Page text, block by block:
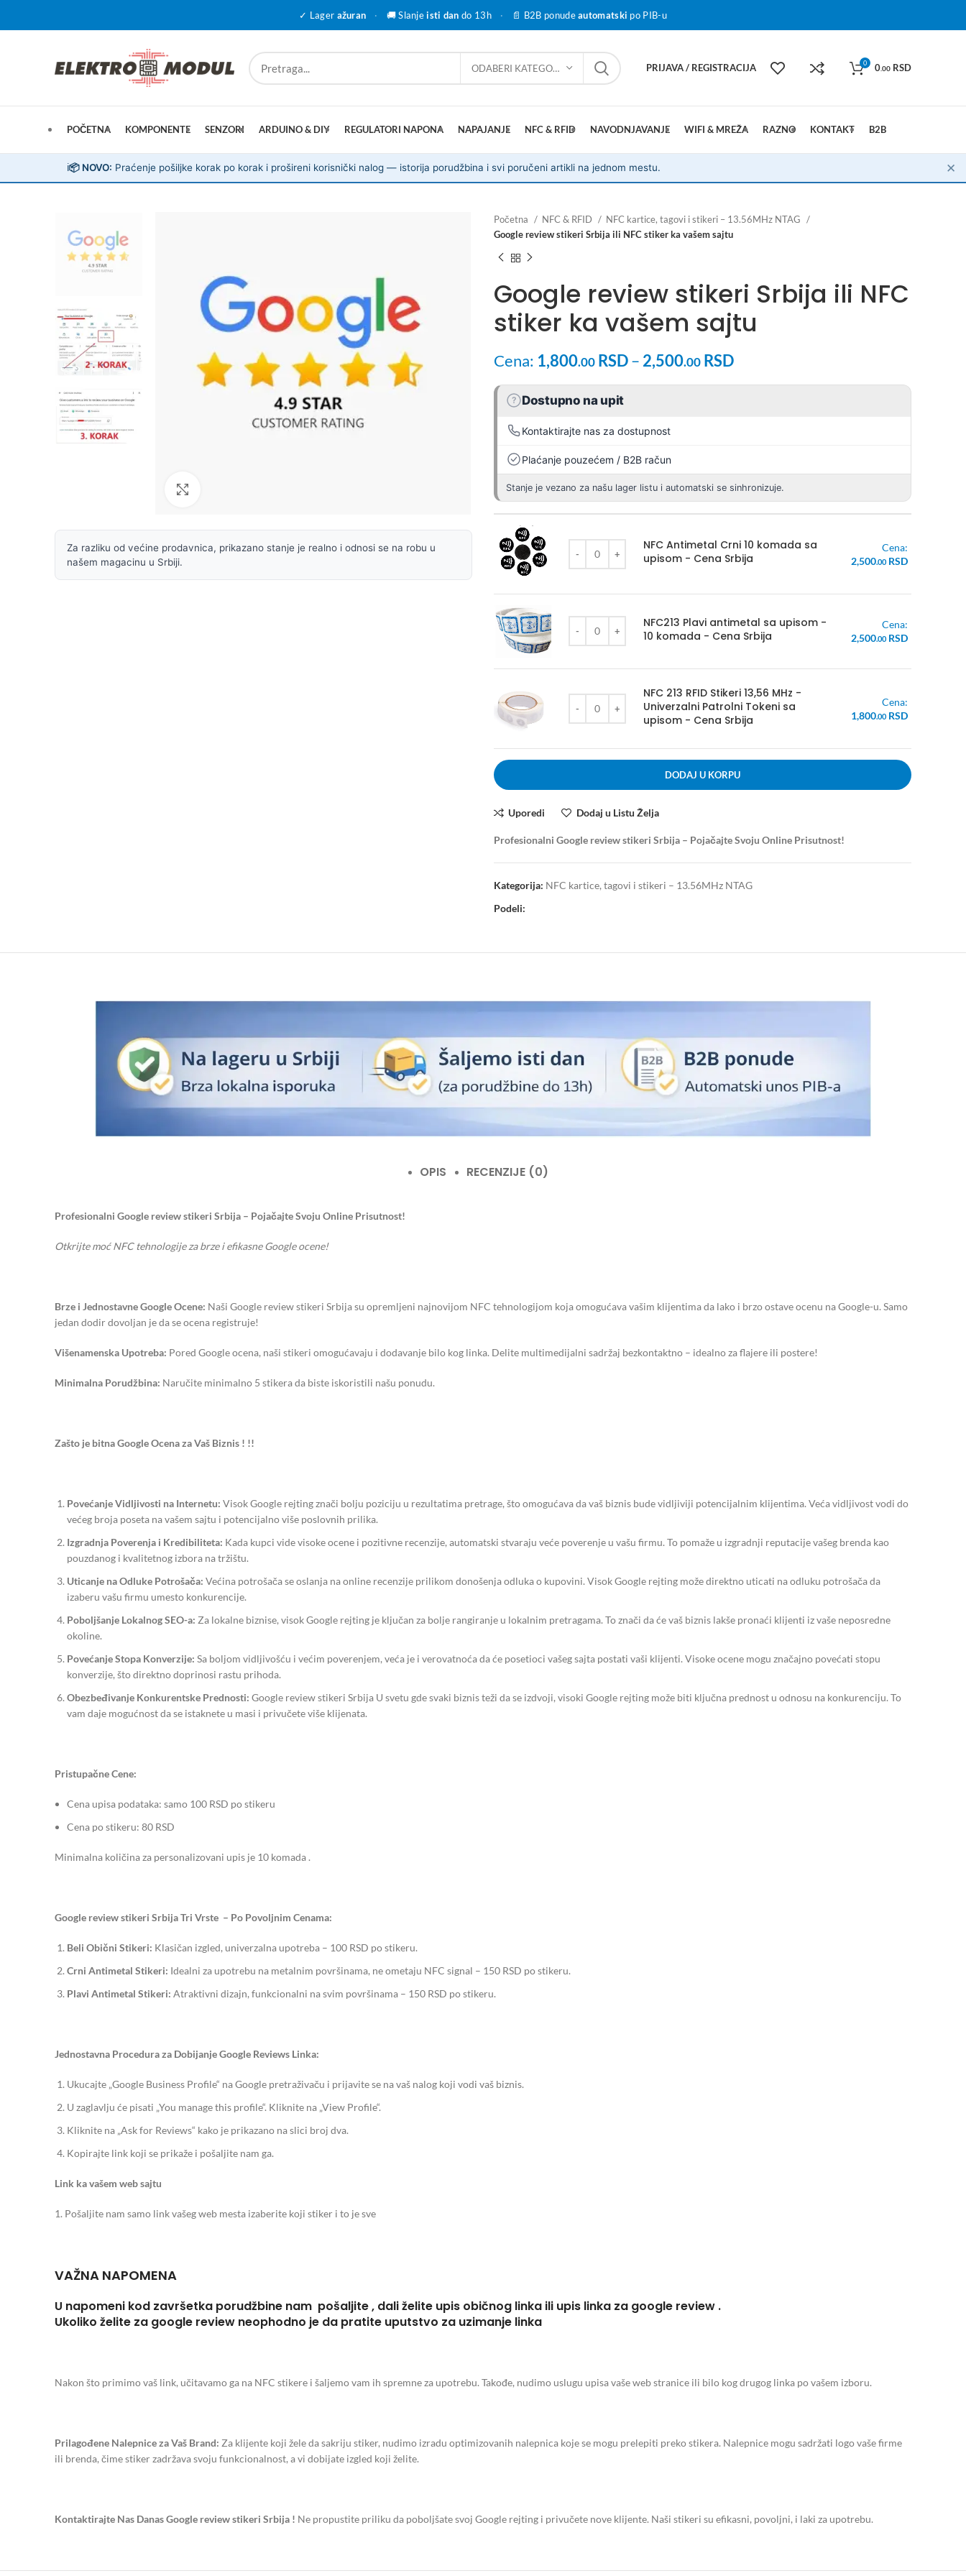
✓ Lager ažuran · 🚚 Slanjeisti dan do 13h · 📄 B2B ponudeautomatski po PIB-u
ODABERI KATEGORIJU PRIJAVA / REGISTRACIJA 0 0.00 RSD
POČETNA KOMPONENTE SENZORI ARDUINO & DIY REGULATORI NAPONA NAPAJANJE NFC & RFID NAVODNJAVANJE WIFI & MREŽA RAZNO KONTAKT B2B
ℹ️📦 NOVO: Praćenje pošiljke korak po korak i prošireni korisnički nalog — istorija porudžbina i svi poručeni artikli na jednom mestu. ✕
Za razliku od većine prodavnica, prikazano stanje je realno i odnosi se na robu u
našem magacinu u Srbiji.
Početna NFC & RFID
NFC kartice, tagovi i stikeri – 13.56MHz NTAG
Google review stikeri Srbija ili NFC stiker ka vašem sajtu
Google review stikeri Srbija ili NFC
stiker ka vašem sajtu
Cena: 1,800.00 RSD– 2,500.00 RSD
? Dostupno na upit
Kontaktirajte nas za dostupnost
Plaćanje pouzećem / B2B račun
Stanje je vezano za našu lager listu i automatski se sinhronizuje.
NFC Antimetal Crni 10 komada sa
upisom - Cena Srbija
Cena:
2,500.00 RSD
NFC213 Plavi antimetal sa upisom -
10 komada - Cena Srbija
Cena:
2,500.00 RSD
NFC 213 RFID Stikeri 13,56 MHz -
Univerzalni Patrolni Tokeni sa
upisom - Cena Srbija
Cena:
1,800.00 RSD
DODAJ U KORPU
Uporedi Dodaj u Listu Želja
Profesionalni Google review stikeri Srbija – Pojačajte Svoju Online Prisutnost!
Kategorija: NFC kartice, tagovi i stikeri – 13.56MHz NTAG
Podeli:
OPIS RECENZIJE (0)
Profesionalni Google review stikeri Srbija – Pojačajte Svoju Online Prisutnost!
Otkrijte moć NFC tehnologije za brze i efikasne Google ocene!
Brze i Jednostavne Google Ocene: Naši Google review stikeri Srbija su opremljeni najnovijom NFC tehnologijom koja omogućava vašim klijentima da lako i brzo ostave ocenu na Google-u. Samo
jedan dodir dovoljan je da se ocena registruje!
Višenamenska Upotreba: Pored Google ocena, naši stikeri omogućavaju i dodavanje bilo kog linka. Delite multimedijalni sadržaj bezkontaktno – idealno za flajere ili postere!
Minimalna Porudžbina: Naručite minimalno 5 stikera da biste iskoristili našu ponudu.
Zašto je bitna Google Ocena za Vaš Biznis ! !!
Povećanje Vidljivosti na Internetu: Visok Google rejting znači bolju poziciju u rezultatima pretrage, što omogućava da vaš biznis bude vidljiviji potencijalnim klijentima. Veća vidljivost vodi do
većeg broja poseta na vašem sajtu i potencijalno više poslovnih prilika.
Izgradnja Poverenja i Kredibiliteta: Kada kupci vide visoke ocene i pozitivne recenzije, automatski stvaraju veće poverenje u vašu firmu. To pomaže u izgradnji reputacije vašeg brenda kao
pouzdanog i kvalitetnog izbora na tržištu.
Uticanje na Odluke Potrošača: Većina potrošača se oslanja na online recenzije prilikom donošenja odluka o kupovini. Visok Google rejting može direktno uticati na odluku potrošača da
izaberu vašu firmu umesto konkurencije.
Poboljšanje Lokalnog SEO-a: Za lokalne biznise, visok Google rejting je ključan za bolje rangiranje u lokalnim pretragama. To znači da će vaš biznis lakše pronaći klijenti iz vaše neposredne
okoline.
Povećanje Stopa Konverzije: Sa boljom vidljivošću i većim poverenjem, veća je i verovatnoća da će posetioci vašeg sajta postati vaši klijenti. Visoke ocene mogu značajno povećati stopu
konverzije, što direktno doprinosi rastu prihoda.
Obezbeđivanje Konkurentske Prednosti: Google review stikeri Srbija U svetu gde svaki biznis teži da se izdvoji, visoki Google rejting može biti ključna prednost u odnosu na konkurenciju. To
vam daje mogućnost da se istaknete u masi i privučete više klijenata.
Pristupačne Cene:
Cena upisa podataka: samo 100 RSD po stikeru
Cena po stikeru: 80 RSD
Minimalna količina za personalizovani upis je 10 komada .
Google review stikeri Srbija Tri Vrste – Po Povoljnim Cenama:
Beli Obični Stikeri: Klasičan izgled, univerzalna upotreba – 100 RSD po stikeru.
Crni Antimetal Stikeri: Idealni za upotrebu na metalnim površinama, ne ometaju NFC signal – 150 RSD po stikeru.
Plavi Antimetal Stikeri: Atraktivni dizajn, funkcionalni na svim površinama – 150 RSD po stikeru.
Jednostavna Procedura za Dobijanje Google Reviews Linka:
Ukucajte „Google Business Profile“ na Google pretraživaču i prijavite se na vaš nalog koji vodi vaš biznis.
U zaglavlju će pisati „You manage this profile“. Kliknite na „View Profile“.
Kliknite na „Ask for Reviews“ kako je prikazano na slici broj dva.
Kopirajte link koji se prikaže i pošaljite nam ga.
Link ka vašem web sajtu
1. Pošaljite nam samo link vašeg web mesta izaberite koji stiker i to je sve
VAŽNA NAPOMENA
U napomeni kod završetka porudžbine nam pošaljite , dali želite upis običnog linka ili upis linka za google review .
Ukoliko želite za google review neophodno je da pratite uputstvo za uzimanje linka
Nakon što primimo vaš link, učitavamo ga na NFC stikere i šaljemo vam ih spremne za upotrebu. Takođe, nudimo uslugu upisa vaše web stranice ili bilo kog drugog linka po vašem izboru.
Prilagođene Nalepnice za Vaš Brand: Za klijente koji žele da sakriju stiker, nudimo izradu optimizovanih nalepnica koje se mogu prelepiti preko stikera. Nalepnice mogu sadržati logo vaše firme
ili brenda, čime stiker zadržava svoju funkcionalnost, a vi dobijate izgled koji želite.
Kontaktirajte Nas Danas Google review stikeri Srbija ! Ne propustite priliku da poboljšate svoj Google rejting i privučete nove klijente. Naši stikeri su efikasni, povoljni, i laki za upotrebu.